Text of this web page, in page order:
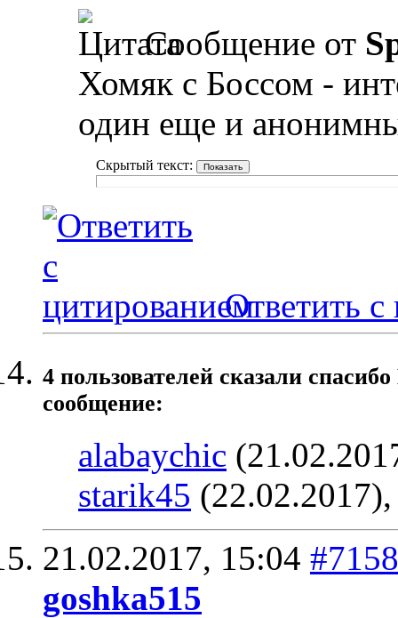
Сообщение от
Хомяк с Боссом -
один еще и
Скрытый текст:
Ответить с
4 пользователей сказали
сообщение:
alabaychic
starik45
21.02.2017, 15:04 #7158
goshka515